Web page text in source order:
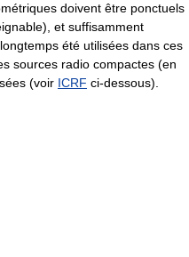
doivent être ponctuels
et suffisamment
été utilisées dans ces
sources radio compactes (en
(voir ICRF ci-dessous).